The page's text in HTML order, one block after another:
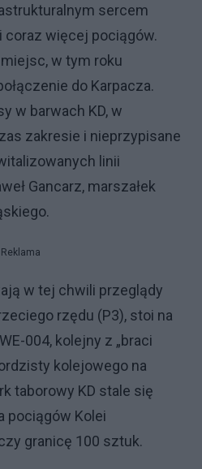
sercem
coraz więcej pociągów.
w tym roku
do Karpacza.
w barwach KD, w
zakresie i nieprzypisane
linii
Gancarz, marszałek
Reklama
w tej chwili przeglądy
rzędu (P3), stoi na
004, kolejny z „braci
kolejowego na
taborowy KD stale się
pociągów Kolei
granicę 100 sztuk.